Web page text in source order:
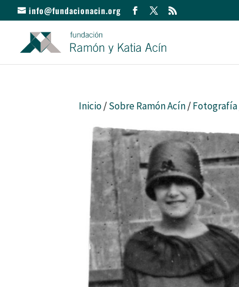
info@fundacionacin.org
Inicio/Sobre Ramón Acín/Fotografía